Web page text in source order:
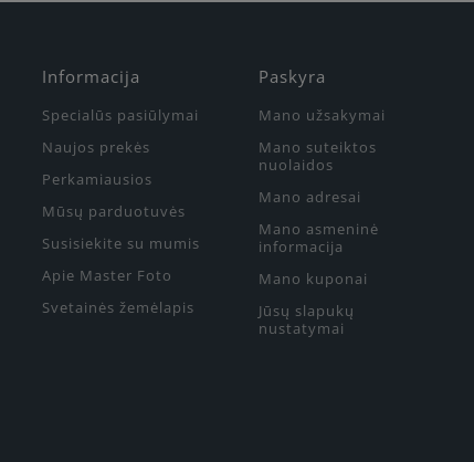
Informacija
Specialūs pasiūlymai
Naujos prekės
Perkamiausios
Mūsų parduotuvės
Susisiekite su mumis
Apie Master Foto
Svetainės žemėlapis
Paskyra
Mano užsakymai
Mano suteiktos
nuolaidos
Mano adresai
Mano asmeninė
informacija
Mano kuponai
Jūsų slapukų
nustatymai